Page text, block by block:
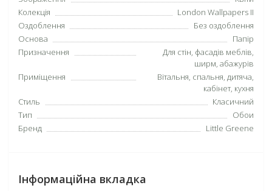
Колекція
London Wallpapers II
Оздоблення
Без оздоблення
Основа
Папір
Призначення
Для стін, фасадів меблів,
ширм, абажурів
Приміщення
Вітальня, спальня, дитяча,
кабінет, кухня
Стиль
Класичний
Тип
Обои
Бренд
Little Greene
Інформаційна вкладка